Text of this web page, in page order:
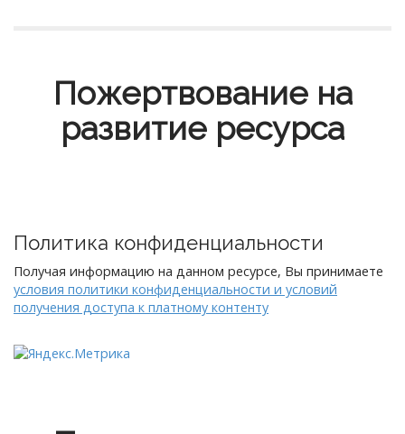
Пожертвование на
развитие ресурса
Политика конфиденциальности
Получая информацию на данном ресурсе, Вы принимаете
условия политики конфиденциальности и условий
получения доступа к платному контенту